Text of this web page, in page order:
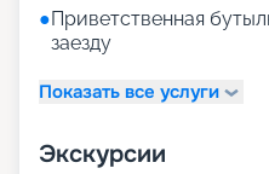
●Приветственная
заезду
Показать все услуги
Экскурсии